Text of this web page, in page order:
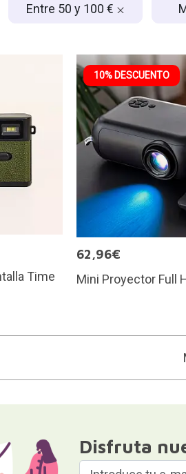
Entre 50 y 100 €
Time
10% DESCUENTO
62,96€
Mini Proyector Full
Disfruta